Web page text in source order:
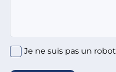
Je ne suis pas un robot